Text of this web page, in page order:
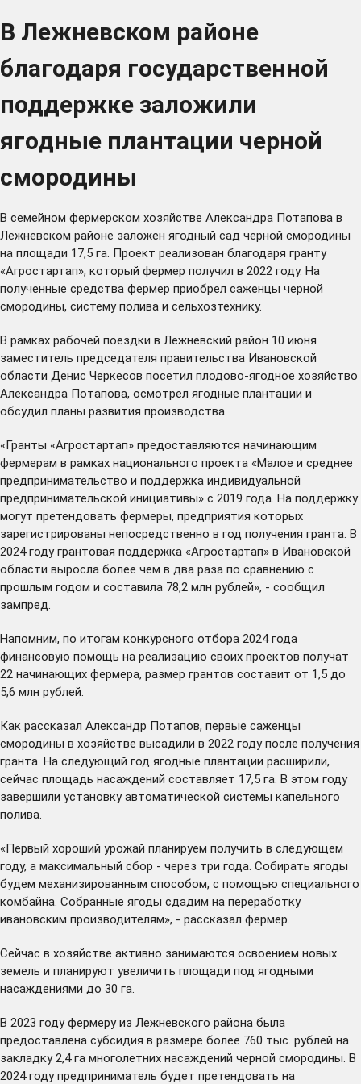
В Лежневском районе
благодаря государственной
поддержке заложили
ягодные плантации черной
смородины
В семейном фермерском хозяйстве Александра Потапова в
Лежневском районе заложен ягодный сад черной смородины
на площади 17,5 га. Проект реализован благодаря гранту
«Агростартап», который фермер получил в 2022 году. На
полученные средства фермер приобрел саженцы черной
смородины, систему полива и сельхозтехнику.
В рамках рабочей поездки в Лежневский район 10 июня
заместитель председателя правительства Ивановской
области Денис Черкесов посетил плодово-ягодное хозяйство
Александра Потапова, осмотрел ягодные плантации и
обсудил планы развития производства.
«Гранты «Агростартап» предоставляются начинающим
фермерам в рамках национального проекта «Малое и среднее
предпринимательство и поддержка индивидуальной
предпринимательской инициативы» с 2019 года. На поддержку
могут претендовать фермеры, предприятия которых
зарегистрированы непосредственно в год получения гранта. В
2024 году грантовая поддержка «Агростартап» в Ивановской
области выросла более чем в два раза по сравнению с
прошлым годом и составила 78,2 млн рублей», - сообщил
зампред.
Напомним, по итогам конкурсного отбора 2024 года
финансовую помощь на реализацию своих проектов получат
22 начинающих фермера, размер грантов составит от 1,5 до
5,6 млн рублей.
Как рассказал Александр Потапов, первые саженцы
смородины в хозяйстве высадили в 2022 году после получения
гранта. На следующий год ягодные плантации расширили,
сейчас площадь насаждений составляет 17,5 га. В этом году
завершили установку автоматической системы капельного
полива.
«Первый хороший урожай планируем получить в следующем
году, а максимальный сбор - через три года. Собирать ягоды
будем механизированным способом, с помощью специального
комбайна. Собранные ягоды сдадим на переработку
ивановским производителям», - рассказал фермер.
Сейчас в хозяйстве активно занимаются освоением новых
земель и планируют увеличить площади под ягодными
насаждениями до 30 га.
В 2023 году фермеру из Лежневского района была
предоставлена субсидия в размере более 760 тыс. рублей на
закладку 2,4 га многолетних насаждений черной смородины. В
2024 году предприниматель будет претендовать на